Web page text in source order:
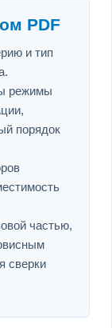
PDF
и тип
режимы
порядок
частью,
сверки